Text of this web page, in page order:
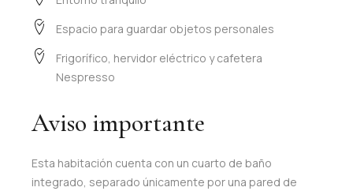
Espacio para guardar objetos personales
Frigorífico, hervidor eléctrico y cafetera
Nespresso
Aviso importante
Esta habitación cuenta con un cuarto de baño
integrado, separado únicamente por una pared de